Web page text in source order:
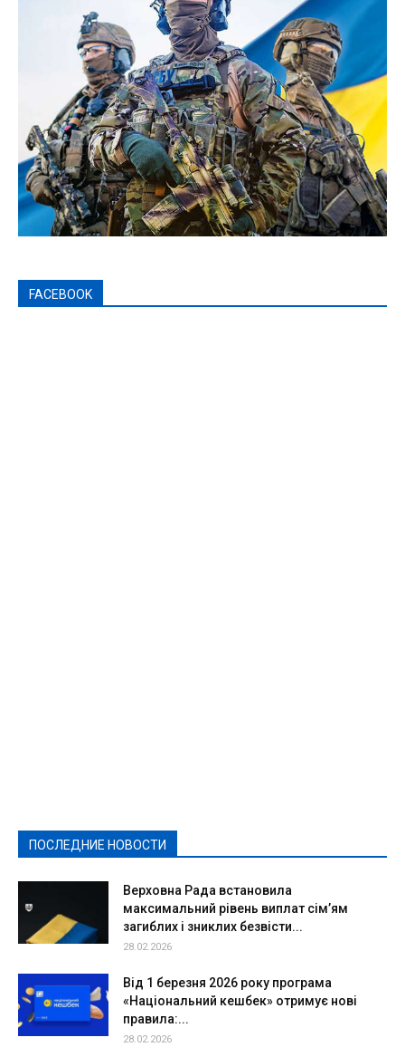
FACEBOOK
ПОСЛЕДНИЕ НОВОСТИ
Верховна Рада встановила
максимальний рівень виплат сім’ям
загиблих і зниклих безвісти...
28.02.2026
Від 1 березня 2026 року програма
«Національний кешбек» отримує нові
правила:...
28.02.2026